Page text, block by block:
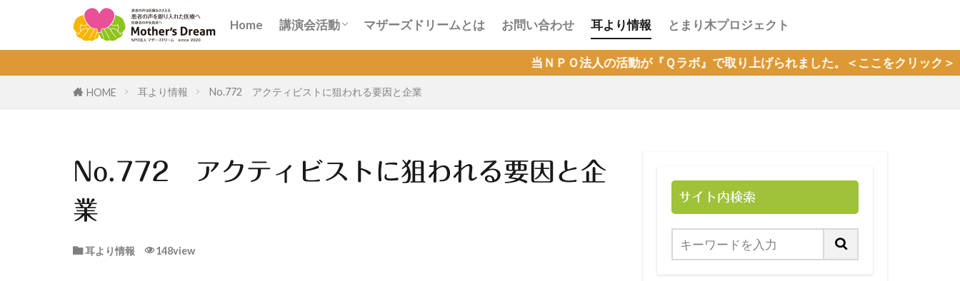
Home 講演会活動 マザーズドリームとは お問い合わせ 耳より情報 とまり木プロジェクト
当ＮＰＯ法人の活動が『Ｑラボ』で取り上げられました。＜ここをクリック＞
HOME 耳より情報 No.772 アクティビストに狙われる要因と企業
No.772 アクティビストに狙われる要因と企
業
耳より情報 148view
サイト内検索